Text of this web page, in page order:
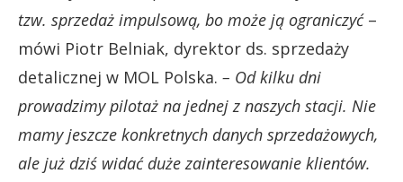
tzw. sprzedaż impulsową, bo może ją ograniczyć–
mówi Piotr Belniak, dyrektor ds. sprzedaży
detalicznej w MOL Polska. – Od kilku dni
prowadzimy pilotaż na jednej z naszych stacji. Nie
mamy jeszcze konkretnych danych sprzedażowych,
ale już dziś widać duże zainteresowanie klientów.